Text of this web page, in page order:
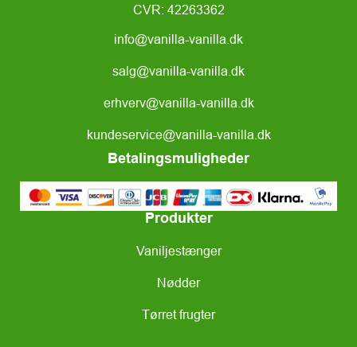
CVR: 42263362
info@vanilla-vanilla.dk
salg@vanilla-vanilla.dk
erhverv@vanilla-vanilla.dk
kundeservice@vanilla-vanilla.dk
Betalingsmuligheder
Produkter
Vaniljestænger
Nødder
Tørret frugter